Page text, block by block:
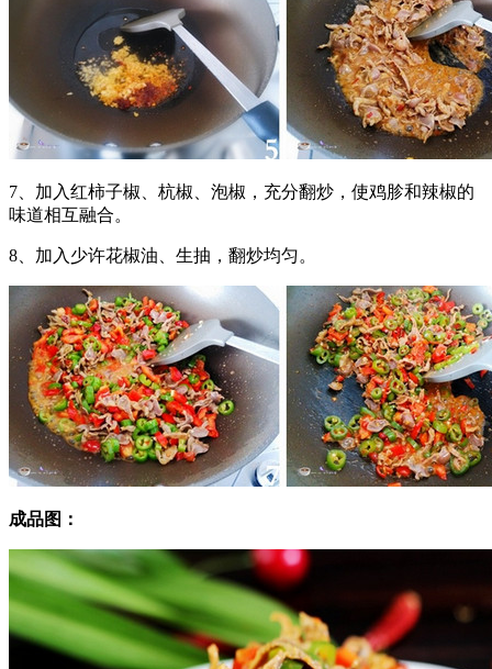
7、加入红柿子椒、杭椒、泡椒，充分翻炒，使鸡胗和辣椒的
味道相互融合。
8、加入少许花椒油、生抽，翻炒均匀。
成品图：